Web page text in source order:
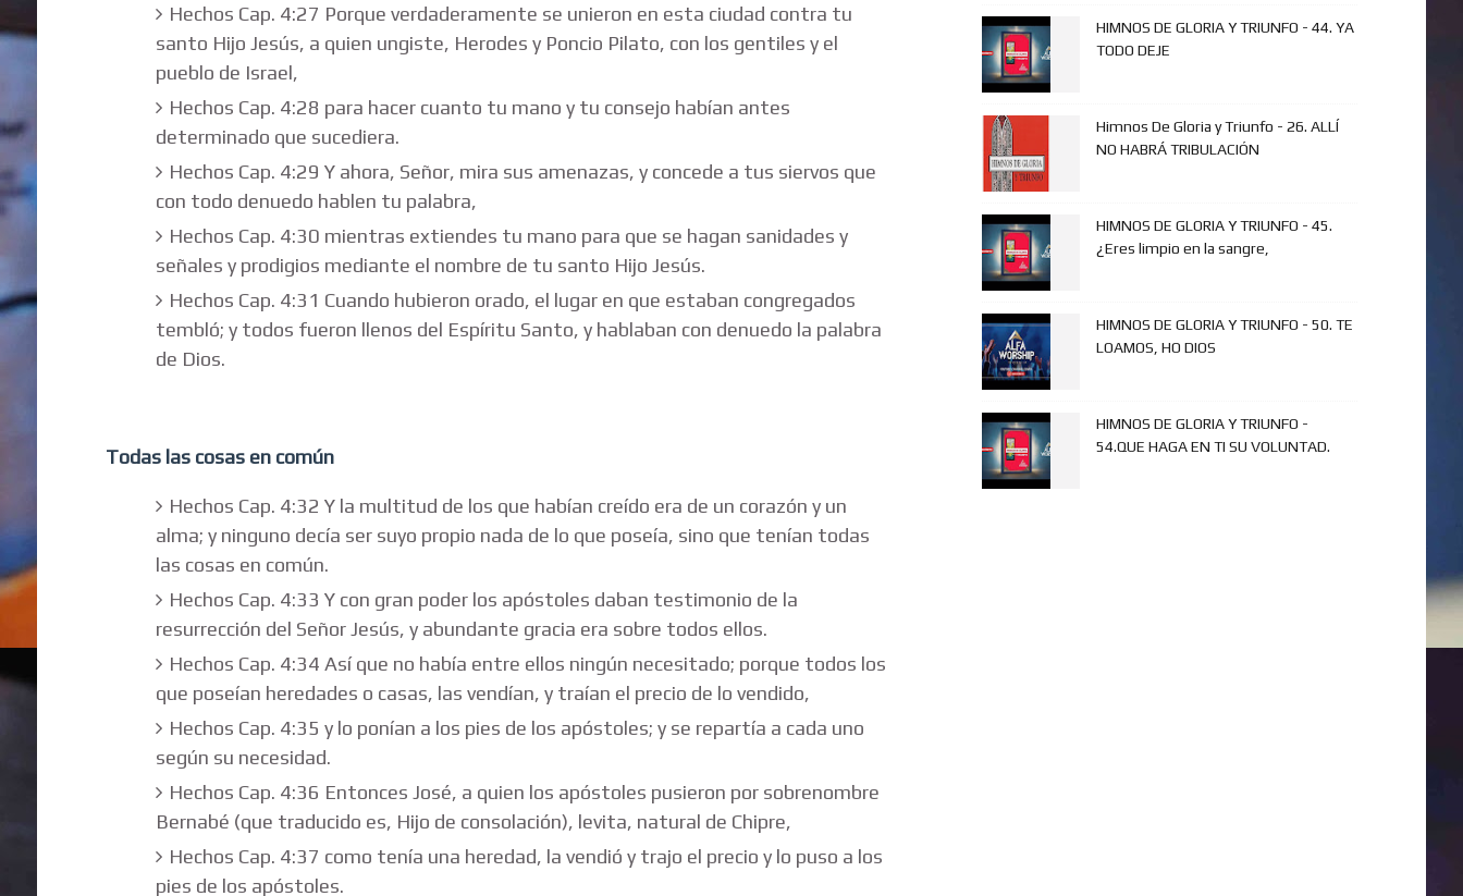
Hechos Cap. 4:27 Porque verdaderamente se unieron en esta ciudad contra tu
santo Hijo Jesús, a quien ungiste, Herodes y Poncio Pilato, con los gentiles y el
pueblo de Israel,
Hechos Cap. 4:28 para hacer cuanto tu mano y tu consejo habían antes
determinado que sucediera.
Hechos Cap. 4:29 Y ahora, Señor, mira sus amenazas, y concede a tus siervos que
con todo denuedo hablen tu palabra,
Hechos Cap. 4:30 mientras extiendes tu mano para que se hagan sanidades y
señales y prodigios mediante el nombre de tu santo Hijo Jesús.
Hechos Cap. 4:31 Cuando hubieron orado, el lugar en que estaban congregados
tembló; y todos fueron llenos del Espíritu Santo, y hablaban con denuedo la palabra
de Dios.
Todas las cosas en común
Hechos Cap. 4:32 Y la multitud de los que habían creído era de un corazón y un
alma; y ninguno decía ser suyo propio nada de lo que poseía, sino que tenían todas
las cosas en común.
Hechos Cap. 4:33 Y con gran poder los apóstoles daban testimonio de la
resurrección del Señor Jesús, y abundante gracia era sobre todos ellos.
Hechos Cap. 4:34 Así que no había entre ellos ningún necesitado; porque todos los
que poseían heredades o casas, las vendían, y traían el precio de lo vendido,
Hechos Cap. 4:35 y lo ponían a los pies de los apóstoles; y se repartía a cada uno
según su necesidad.
Hechos Cap. 4:36 Entonces José, a quien los apóstoles pusieron por sobrenombre
Bernabé (que traducido es, Hijo de consolación), levita, natural de Chipre,
Hechos Cap. 4:37 como tenía una heredad, la vendió y trajo el precio y lo puso a los
pies de los apóstoles.
HIMNOS DE GLORIA Y TRIUNFO - 44. YA
TODO DEJE
Himnos De Gloria y Triunfo - 26. ALLÍ
NO HABRÁ TRIBULACIÓN
HIMNOS DE GLORIA Y TRIUNFO - 45.
¿Eres limpio en la sangre,
HIMNOS DE GLORIA Y TRIUNFO - 50. TE
LOAMOS, HO DIOS
HIMNOS DE GLORIA Y TRIUNFO -
54.QUE HAGA EN TI SU VOLUNTAD.